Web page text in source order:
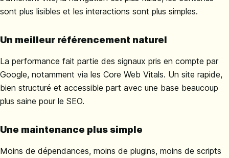
sont plus lisibles et les interactions sont plus simples.
Un meilleur référencement naturel
La performance fait partie des signaux pris en compte par
Google, notamment via les Core Web Vitals. Un site rapide,
bien structuré et accessible part avec une base beaucoup
plus saine pour le SEO.
Une maintenance plus simple
Moins de dépendances, moins de plugins, moins de scripts